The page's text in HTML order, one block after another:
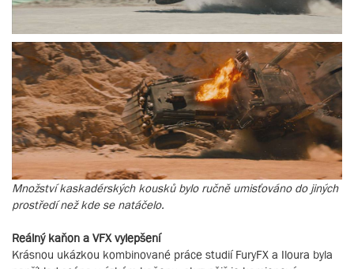
Množství kaskadérských kousků bylo ručně umisťováno do jiných
prostředí než kde se natáčelo.
Reálný kaňon a VFX vylepšení
Krásnou ukázkou kombinované práce studií FuryFX a Iloura byla